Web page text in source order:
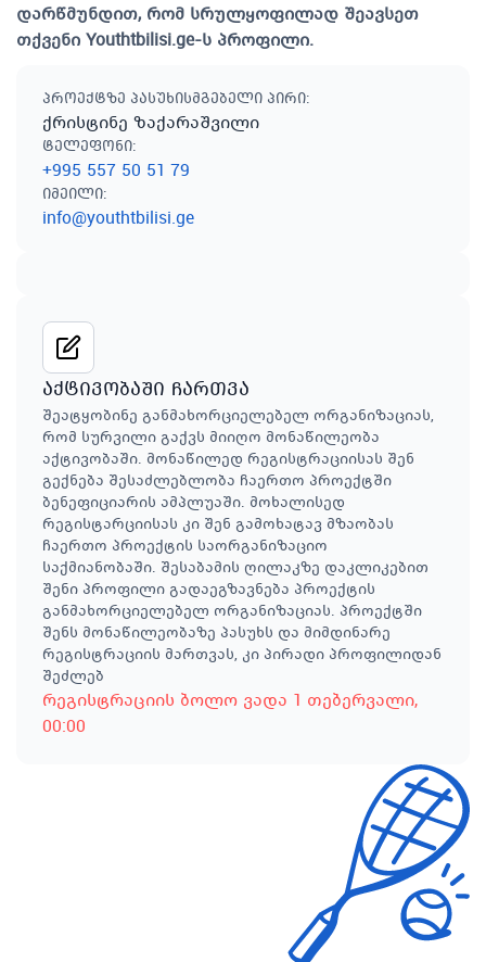
დარწმუნდით, რომ სრულყოფილად შეავსეთ
თქვენი Youthtbilisi.ge-ს პროფილი.
პროექტზე პასუხისმგებელი პირი:
ქრისტინე ზაქარაშვილი
ტელეფონი:
+995 557 50 51 79
იმეილი:
info@youthtbilisi.ge
აქტივობაში ჩართვა
შეატყობინე განმახორციელებელ ორგანიზაციას,
რომ სურვილი გაქვს მიიღო მონაწილეობა
აქტივობაში. მონაწილედ რეგისტრაციისას შენ
გექნება შესაძლებლობა ჩაერთო პროექტში
ბენეფიციარის ამპლუაში. მოხალისედ
რეგისტარციისას კი შენ გამოხატავ მზაობას
ჩაერთო პროექტის საორგანიზაციო
საქმიანობაში. შესაბამის ღილაკზე დაკლიკებით
შენი პროფილი გადაეგზავნება პროექტის
განმახორციელებელ ორგანიზაციას. პროექტში
შენს მონაწილეობაზე პასუხს და მიმდინარე
რეგისტრაციის მართვას, კი პირადი პროფილიდან
შეძლებ
რეგისტრაციის ბოლო ვადა 1 თებერვალი,
00:00